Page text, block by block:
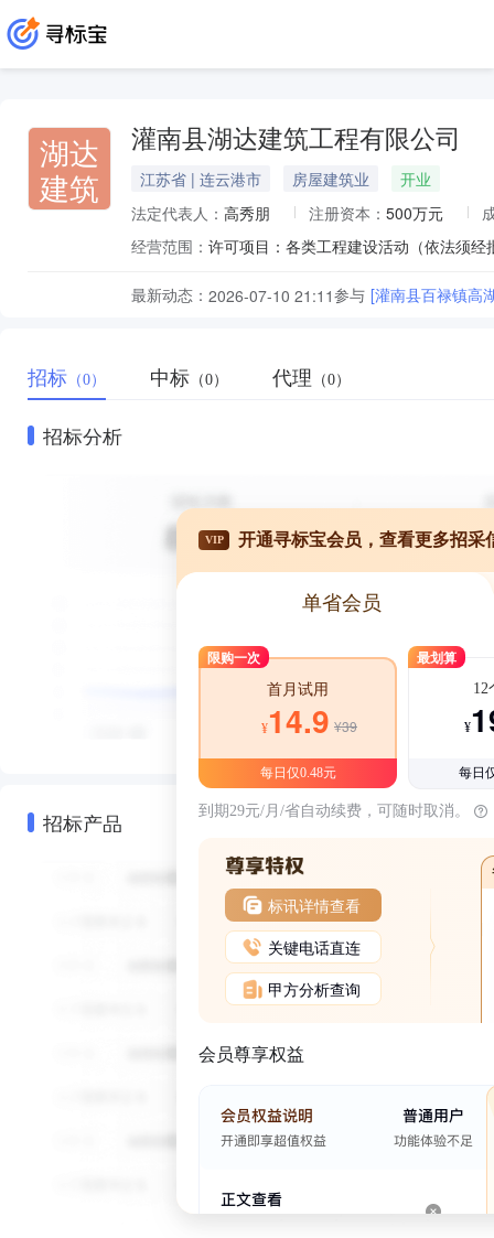
湖达
建筑
灌南县湖达建筑工程有限公司
江苏省 | 连云港市 房屋建筑业
开业
法定代表人： 高秀朋 注册资本： 500万元
经营范围：
最新动态： 2026-07-10 21:11参与 [灌南县百禄镇高
招标 （0） 中标 （0） 代理 （0）
招标分析
招标产品
VIP 开通寻标宝会员，查看更多招采
单省会员
限购一次
首月试用
¥14.9 ¥39
每日仅0.48元
最划算
12
¥
每日
到期29元/月/省自动续费，可随时取消。
标讯详情查看
关键电话直连
甲方分析查询
会员尊享权益